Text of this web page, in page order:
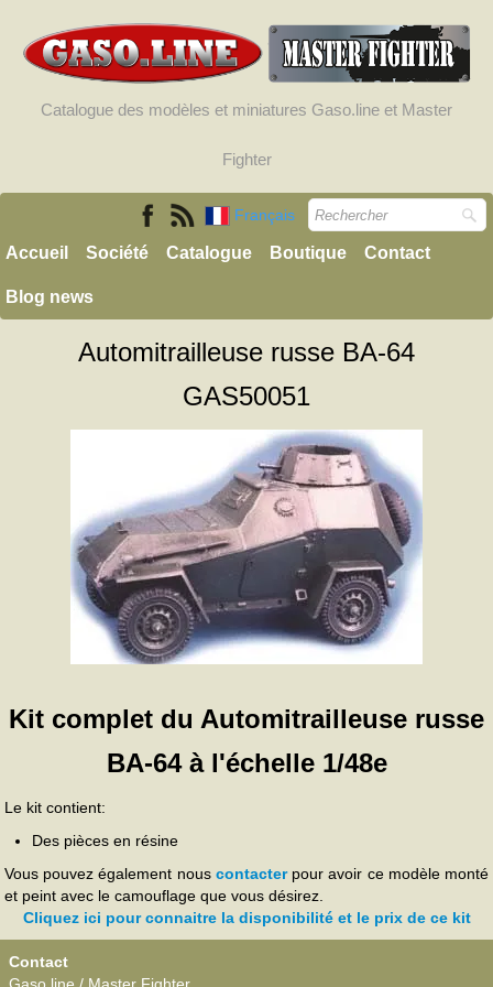
Catalogue des modèles et miniatures Gaso.line et Master
Fighter
Français
Accueil Société Catalogue Boutique Contact
Blog news
Automitrailleuse russe BA-64
GAS50051
Kit complet du Automitrailleuse russe
BA-64 à l'échelle 1/48e
Le kit contient:
Des pièces en résine
Vous pouvez également nous contacterpour avoir ce modèle monté
et peint avec le camouflage que vous désirez.
Cliquez ici pour connaitre la disponibilité et le prix de ce kit
Contact